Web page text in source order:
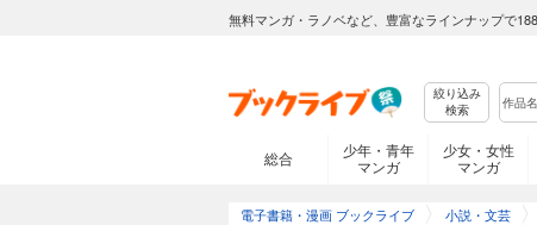
無料マンガ・ラノベなど、豊富なラインナップで
絞り込み
検索
総合
少年・青年
マンガ
少女・女性
マンガ
電子書籍・漫画 ブックライブ 小説・文芸